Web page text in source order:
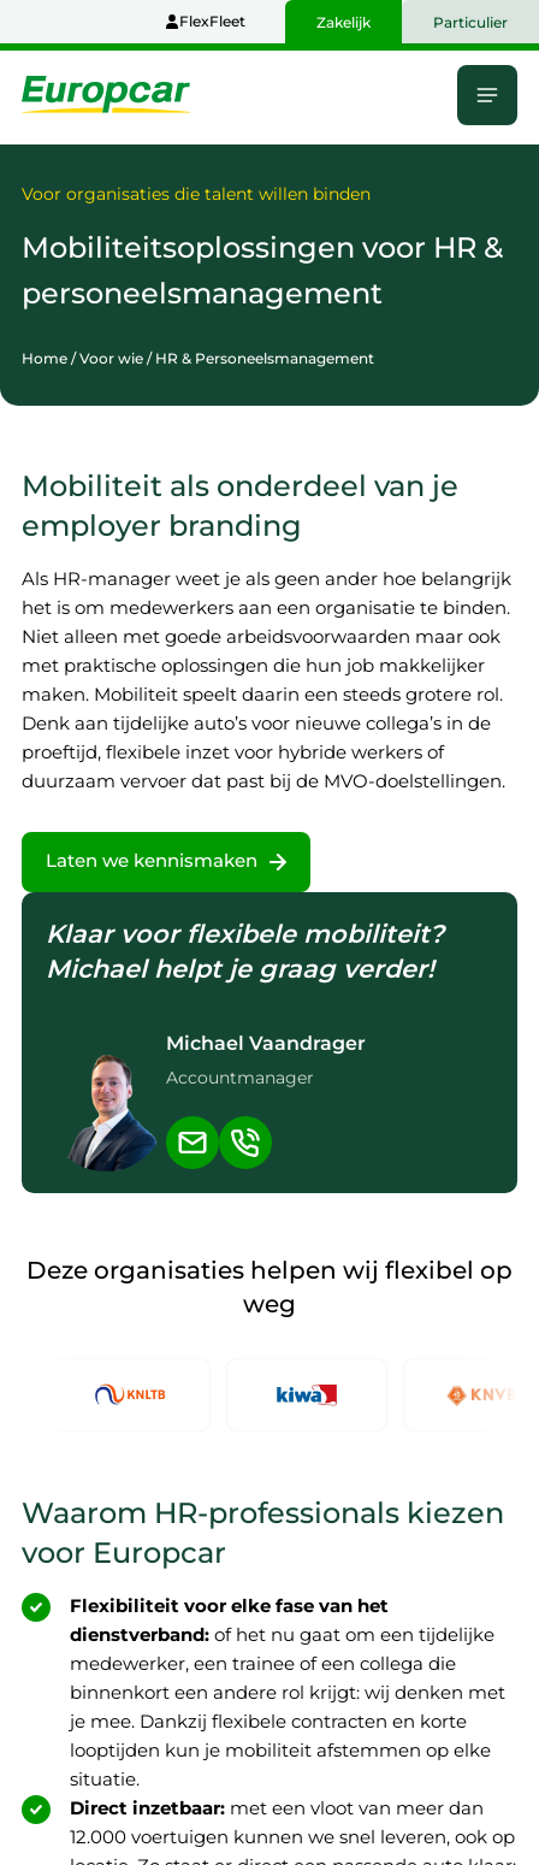
hoofdinhoud
FlexFleet Zakelijk Particulier
Home
Voor organisaties die talent willen binden
Mobiliteitsoplossingen voor HR &
personeelsmanagement
Home/Voor wie/ HR & Personeelsmanagement
Mobiliteit als onderdeel van je
employer branding
Als HR-manager weet je als geen ander hoe belangrijk
het is om medewerkers aan een organisatie te binden.
Niet alleen met goede arbeidsvoorwaarden maar ook
met praktische oplossingen die hun job makkelijker
maken. Mobiliteit speelt daarin een steeds grotere rol.
Denk aan tijdelijke auto’s voor nieuwe collega’s in de
proeftijd, flexibele inzet voor hybride werkers of
duurzaam vervoer dat past bij de MVO-doelstellingen.
Laten we kennismaken
Klaar voor flexibele mobiliteit?
Michael helpt je graag verder!
Michael Vaandrager
Accountmanager
Deze organisaties helpen wij flexibel op
weg
Waarom HR-professionals kiezen
voor Europcar
Flexibiliteit voor elke fase van het
dienstverband:of het nu gaat om een tijdelijke
medewerker, een trainee of een collega die
binnenkort een andere rol krijgt: wij denken met
je mee. Dankzij flexibele contracten en korte
looptijden kun je mobiliteit afstemmen op elke
situatie.
Direct inzetbaar:met een vloot van meer dan
12.000 voertuigen kunnen we snel leveren, ook op